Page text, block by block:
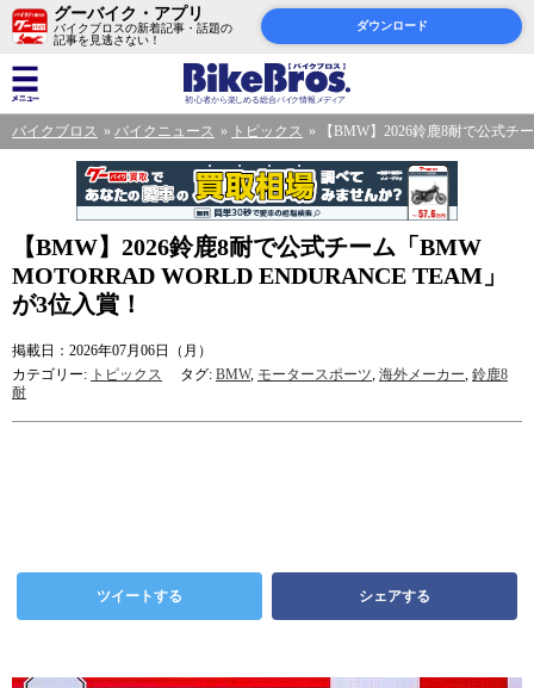
グーバイク・アプリ
バイクブロスの新着記事・話題の
記事を見逃さない！
ダウンロード
バイクブロス バイクニュース トピックス 【BMW】2026鈴鹿8耐で公式チ
【BMW】2026鈴鹿8耐で公式チーム「BMW
MOTORRAD WORLD ENDURANCE TEAM」
が3位入賞！
掲載日：2026年07月06日（月）
カテゴリー: トピックス タグ: BMW, モータースポーツ, 海外メーカー, 鈴鹿8
耐
ツイートする シェアする